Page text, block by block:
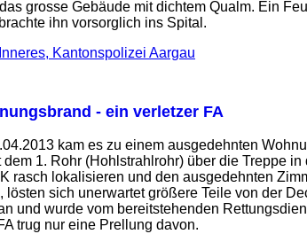
grosse Gebäude mit dichtem Qualm. Ein
ihn vorsorglich ins Spital.
Kantonspolizei Aargau
- ein verletzer FA
kam es zu einem ausgedehnten
1. Rohr (Hohlstrahlrohr) über die Treppe
rasch lokalisieren und den ausgedehnten
sich unerwartet größere Teile von der
und wurde vom bereitstehenden
trug nur eine Prellung davon.